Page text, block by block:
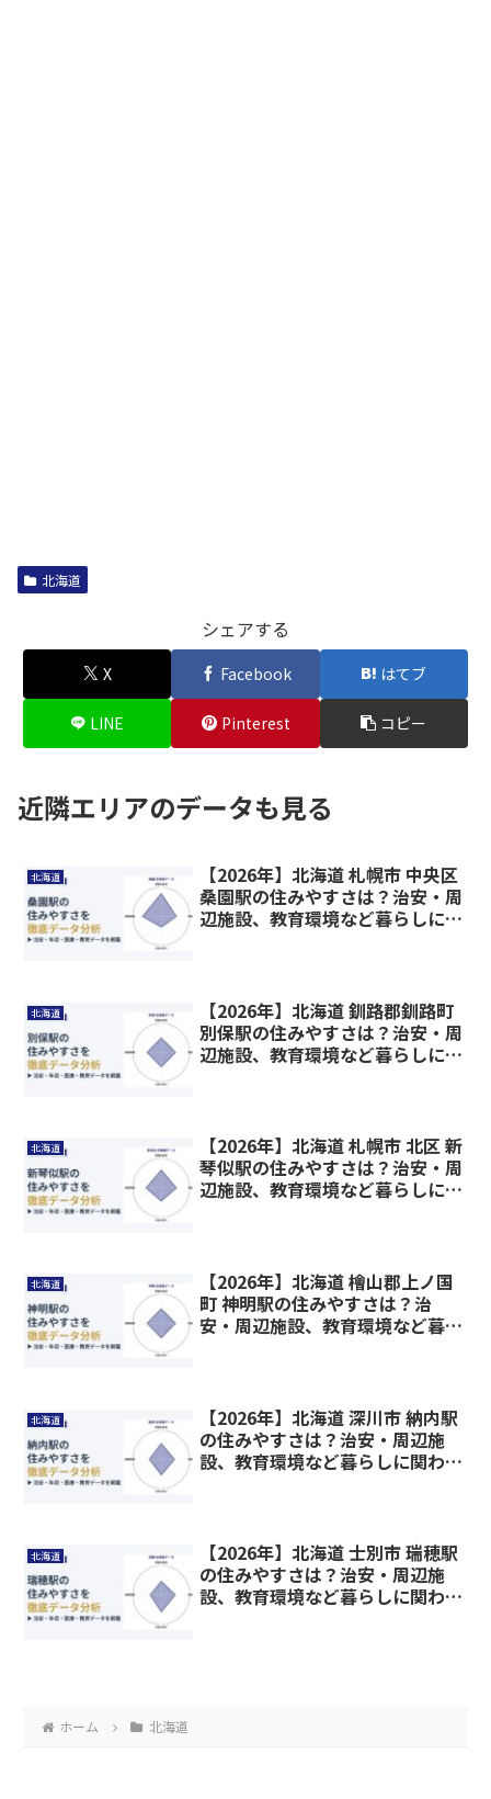
北海道
シェアする
X Facebook はてブ
LINE Pinterest コピー
近隣エリアのデータも見る
北海道
【2026年】北海道 札幌市 中央区
桑園駅の住みやすさは？治安・周
辺施設、教育環境など暮らしに関
北海道
【2026年】北海道 釧路郡釧路町
別保駅の住みやすさは？治安・周
辺施設、教育環境など暮らしに関
北海道
【2026年】北海道 札幌市 北区 新
琴似駅の住みやすさは？治安・周
辺施設、教育環境など暮らしに関
北海道
【2026年】北海道 檜山郡上ノ国
町 神明駅の住みやすさは？治
安・周辺施設、教育環境など暮ら
北海道
【2026年】北海道 深川市 納内駅
の住みやすさは？治安・周辺施
設、教育環境など暮らしに関わる
北海道
【2026年】北海道 士別市 瑞穂駅
の住みやすさは？治安・周辺施
設、教育環境など暮らしに関わる
ホーム 北海道